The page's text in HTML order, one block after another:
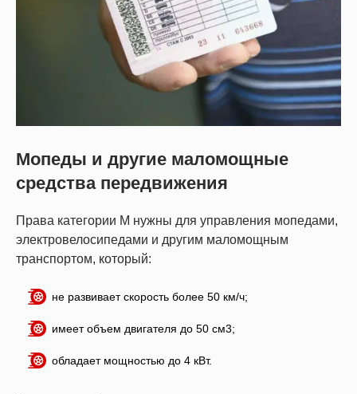
Мопеды и другие маломощные
средства передвижения
Права категории M нужны для управления мопедами,
электровелосипедами и другим маломощным
транспортом, который:
не развивает скорость более 50 км/ч;
имеет объем двигателя до 50 см3;
обладает мощностью до 4 кВт.